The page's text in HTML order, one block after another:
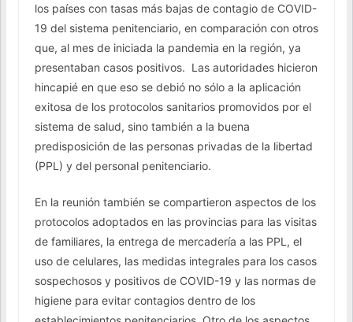
los países con tasas más bajas de contagio de COVID-
19 del sistema penitenciario, en comparación con otros
que, al mes de iniciada la pandemia en la región, ya
presentaban casos positivos. Las autoridades hicieron
hincapié en que eso se debió no sólo a la aplicación
exitosa de los protocolos sanitarios promovidos por el
sistema de salud, sino también a la buena
predisposición de las personas privadas de la libertad
(PPL) y del personal penitenciario.
En la reunión también se compartieron aspectos de los
protocolos adoptados en las provincias para las visitas
de familiares, la entrega de mercadería a las PPL, el
uso de celulares, las medidas integrales para los casos
sospechosos y positivos de COVID-19 y las normas de
higiene para evitar contagios dentro de los